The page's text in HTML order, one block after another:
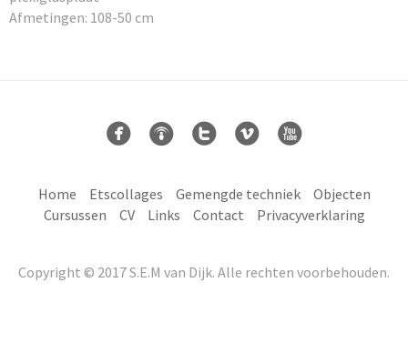
Afmetingen: 108-50 cm
Home Etscollages Gemengde techniek
Objecten
Cursussen
CV Links Contact Privacyverklaring
Copyright © 2017 S.E.M van Dijk. Alle rechten voorbehouden.